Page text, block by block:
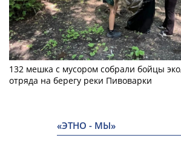
132 мешка с мусором собрали бойцы
отряда на берегу реки Пивоварки
«ЭТНО - МЫ»